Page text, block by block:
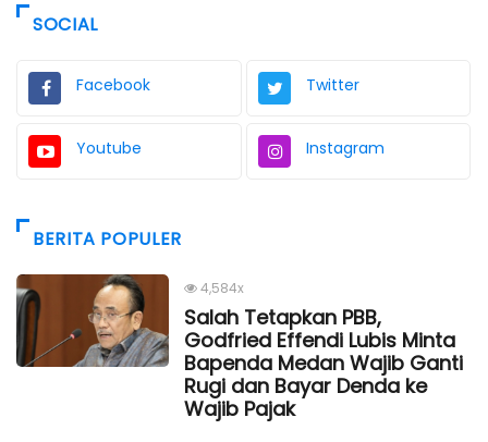
SOCIAL
Facebook Twitter
Youtube Instagram
BERITA POPULER
4,584x
Salah Tetapkan PBB,
Godfried Effendi Lubis Minta
Bapenda Medan Wajib Ganti
Rugi dan Bayar Denda ke
Wajib Pajak